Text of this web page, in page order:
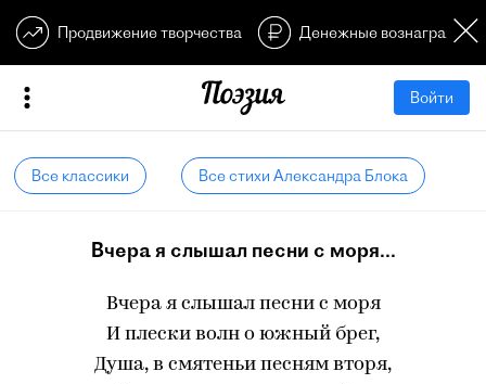
Продвижение творчества Денежные
Войти
Все классики Все стихи Александра Блока
Вчера я слышал песни с моря...
Вчера я слышал песни с моря
И плески волн о южный брег,
Душа, в смятеньи песням вторя,